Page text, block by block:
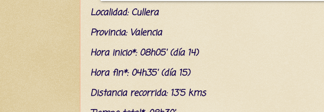
Localidad: Cullera
Provincia: Valencia
Hora inicio*: 08h05' (día 14)
Hora fin*: 04h35' (día 15)
Distancia recorrida: 13'5 kms